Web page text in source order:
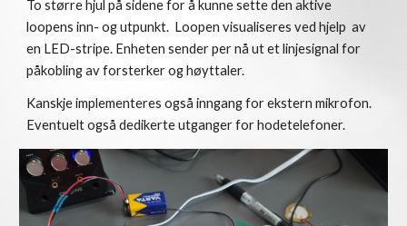
To større hjul på sidene for å kunne sette den aktive
loopens inn- og utpunkt. Loopen visualiseresved hjelp av
en LED-stripe. Enheten senderper nå ut et linjesignal for
påkobling av forsterker og høyttaler.
Kanskje implementeres også inngang for ekstern mikrofon.
Eventuelt ogsådedikerte utganger for hodetelefoner.